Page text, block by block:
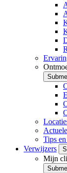
Tips
Verwijzers
Mijn